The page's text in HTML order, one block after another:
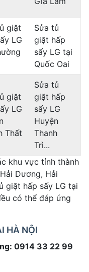
giặt
LG
Sửa tủ
giặt hấp
sấy LG tại
Quốc Oai
giặt
LG
Thất
Sửa tủ
giặt hấp
sấy LG
Huyện
Thanh
Trì...
khu vực tỉnh thành
Dương, Hải
giặt hấp sấy LG tại
có thể đáp ứng
HÀ NỘI
0914 33 22 99